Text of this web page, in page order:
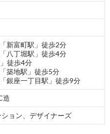
新富町駅」徒歩2分
八丁堀駅」徒歩4分
徒歩4分
築地駅」徒歩5分
銀座一丁目駅」徒歩9分
造
ョン、デザイナーズ